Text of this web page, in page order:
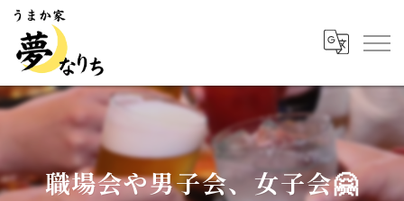
職場会や男子会、女子会🤗